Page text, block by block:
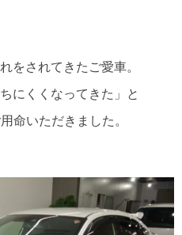
をされてきたご愛車。
にくくなってきた」と
命いただきました。